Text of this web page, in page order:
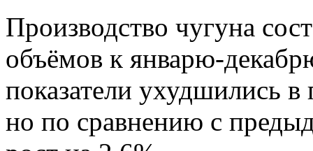
Производство чугуна
объёмов к январю-
показатели ухудшились
но по сравнению с